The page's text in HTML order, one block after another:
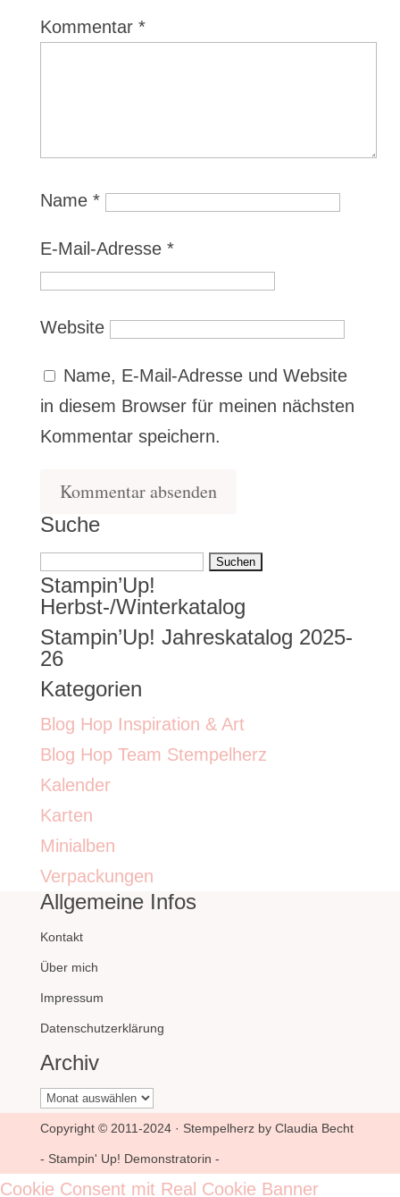
Kommentar *
Name *
E-Mail-Adresse *
Website
Name, E-Mail-Adresse und Website
in diesem Browser für meinen nächsten
Kommentar speichern.
Suche
Suchen
nach:
Stampin’Up!
Herbst-/Winterkatalog
Stampin’Up! Jahreskatalog 2025-
26
Kategorien
Blog Hop Inspiration & Art
Blog Hop Team Stempelherz
Kalender
Karten
Minialben
Verpackungen
Allgemeine Infos
Kontakt
Über mich
Impressum
Datenschutzerklärung
Archiv
Archiv
Copyright © 2011-2024 · Stempelherz by Claudia Becht
- Stampin' Up! Demonstratorin -
Cookie Consent mit Real Cookie Banner